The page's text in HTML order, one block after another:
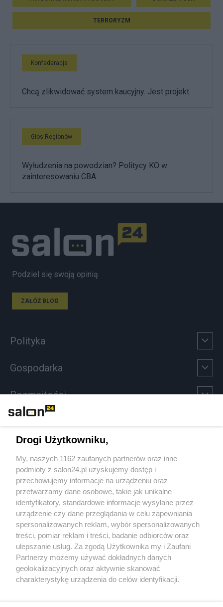
TERRORYZM
Konfederacja
Chcą zlikwidować system kaucyjny. Jest projekt
Głos Regionów
Wyłudzenia na powodzian? Politycy KO w
zainteresowaniu CBA
Podziel się swoją opinią
ZAŁÓŻ BLOG
Polityka
Gospodarka
Rozmaitości
Sport
Społeczeństwo
Kultura
X Facebook Instagram Youtube
Drogi Użytkowniku,
My, naszych 1162 zaufanych partnerów oraz inne
podmioty z salon24.pl uzyskujemy dostęp i
przechowujemy informacje na urządzeniu oraz
przetwarzamy dane osobowe, takie jak unikalne
identyfikatory, standardowe informacje wysyłane przez
urządzenie czy dane przeglądania w celu zapewniania
spersonalizowanych reklam, wybór spersonalizowanych
treści, pomiar reklam i treści, badanie odbiorców oraz
ulepszanie usług. Za zgodą Użytkownika my i Zaufani
Partnerzy możemy używać dokładnych danych
geolokalizacyjnych oraz aktywnie skanować
charakterystykę urządzenia do celów identyfikacji.